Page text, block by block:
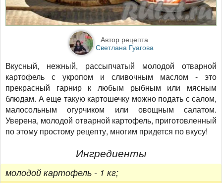
Автор рецепта
Светлана Гуагова
Вкусный, нежный, рассыпчатый молодой отварной
картофель с укропом и сливочным маслом - это
прекрасный гарнир к любым рыбным или мясным
блюдам. А еще такую картошечку можно подать с салом,
малосольным огурчиком или овощным салатом.
Уверена, молодой отварной картофель, приготовленный
по этому простому рецепту, многим придется по вкусу!
Ингредиенты
молодой картофель - 1 кг;